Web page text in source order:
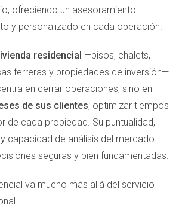
sobre lo que consideras
de tráfico web, generación de leads
clave: Analiza el tráfico web, tasa
Investiga cómo se están
otras empresas similares en tu
Observa si hay momentos
los resultados han sido mejores o
puede ser útil para respaldar tus
según un estudio realizado por <a
ofreciendo un asesoramiento
y personalizado en cada operación.
residencial —pisos, chalets,
terreras y propiedades de inversión—
en cerrar operaciones, sino en
de sus clientes, optimizar tiempos
de cada propiedad. Su puntualidad,
capacidad de análisis del mercado
seguras y bien fundamentadas.
va mucho más allá del servicio